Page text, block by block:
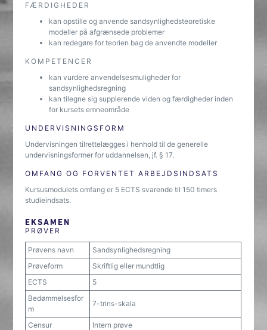
FÆRDIGHEDER
kan opstille og anvende sandsynlighedsteoretiske
modeller på afgrænsede problemer
kan redegøre for teorien bag de anvendte modeller
KOMPETENCER
kan vurdere anvendelsesmuligheder for
sandsynlighedsregning
kan tilegne sig supplerende viden og færdigheder inden
for kursets emneområde
UNDERVISNINGSFORM
Undervisningen tilrettelægges i henhold til de generelle
undervisningsformer for uddannelsen, jf. § 17.
OMFANG OG FORVENTET ARBEJDSINDSATS
Kursusmodulets omfang er 5 ECTS svarende til 150 timers
studieindsats.
EKSAMEN
PRØVER
Prøvens navn
Sandsynlighedsregning
Prøveform
Skriftlig eller mundtlig
ECTS
5
Bedømmelsesfor
m
7-trins-skala
Censur
Intern prøve